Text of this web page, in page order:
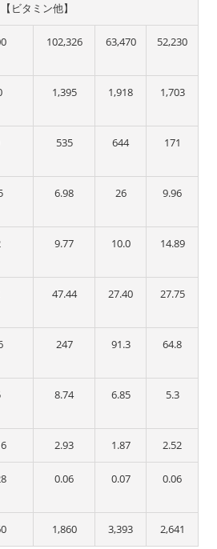
【ビタミン他】
102,326 63,470 52,230
1,395 1,918 1,703
535 644 171
6.98 26 9.96
9.77 10.0 14.89
47.44 27.40 27.75
247 91.3 64.8
8.74 6.85 5.3
2.93 1.87 2.52
0.06 0.07 0.06
1,860 3,393 2,641